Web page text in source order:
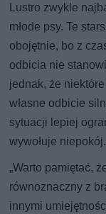
Lustro zwykle
młode psy. Te
obojętnie, bo z
odbicia nie
jednak, że
własne odbicie
sytuacji lepiej
wywołuje niepokój.
„Warto pamiętać,
równoznaczny z
innymi